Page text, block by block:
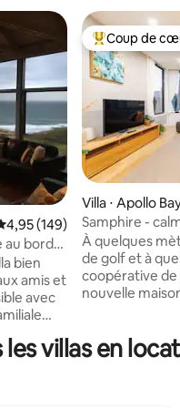
: 4,81 sur 5
appréciés
moyenne sur la
4,95 (149)
au bord
bien
amis et
avec
House
salon
Coups de
Coup de
Villa ⋅ Apollo
Samphire -
À quelques
de golf et à
coopérative
nouvelle
entre la Great
rivière Barham
villas en